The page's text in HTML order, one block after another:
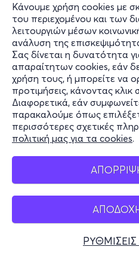
Κάνουμε χρήση cookies με
του περιεχομένου και των
λειτουργιών μέσων
ανάλυση της
Σας δίνεται η δυνατότητα
απαραίτητων cookies, εάν
χρήση τους, ή μπορείτε να
προτιμήσεις, κάνοντας κλικ
Διαφορετικά, εάν
παρακαλούμε όπως
περισσότερες σχετικές
πολιτική μας για τα cookies.
ΡΥΘΜΙΣΕΙΣ